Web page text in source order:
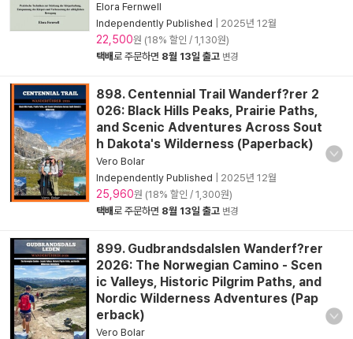
Elora Fernwell
Independently Published
2025년 12월
22,500원 (18% 할인 / 1,130원)
택배로 주문하면 8월 13일 출고 변경
898. Centennial Trail Wanderf?rer 2
026: Black Hills Peaks, Prairie Paths,
and Scenic Adventures Across Sout
h Dakota's Wilderness (Paperback)
Vero Bolar
Independently Published
2025년 12월
25,960원 (18% 할인 / 1,300원)
택배로 주문하면 8월 13일 출고 변경
899. Gudbrandsdalslen Wanderf?rer
2026: The Norwegian Camino - Scen
ic Valleys, Historic Pilgrim Paths, and
Nordic Wilderness Adventures (Pap
erback)
Vero Bolar